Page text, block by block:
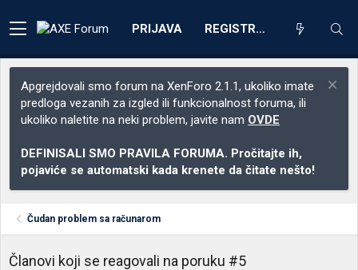
PRIJAVA REGISTRACIJA
Apgrejdovali smo forum na XenForo 2.1.1, ukoliko imate
predloga vezanih za izgled ili funkcionalnost foruma, ili
ukoliko naletite na neki problem, javite nam OVDE
DEFINISALI SMO PRAVILA FORUMA. Pročitajte ih,
pojaviće se automatski kada krenete da čitate nešto!
Čudan problem sa računarom
Članovi koji se reagovali na poruku #5